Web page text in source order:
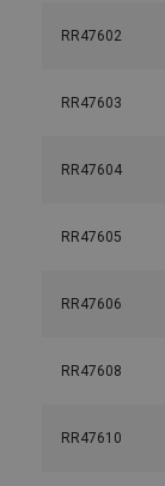
RR47602
RR47603
RR47604
RR47605
RR47606
RR47608
RR47610